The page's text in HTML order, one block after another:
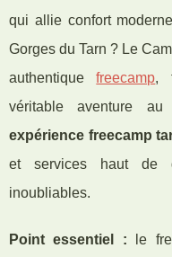
qui allie confort
Gorges du Tarn ? Le
authentiquefreecamp,
véritable aventure
expérience freecamp
et services haut de
inoubliables.
Point essentiel : le